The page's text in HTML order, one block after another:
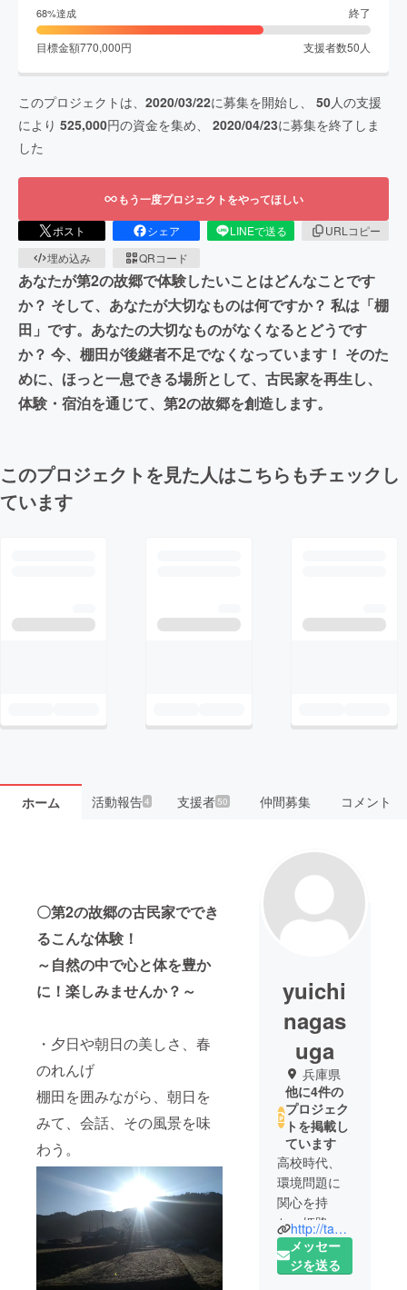
68%達成 終了
目標金額770,000円 支援者数50 人
このプロジェクトは、 2020/03/22に募集を開始し、 50人の支援
により 525,000円の資金を集め、 2020/04/23に募集を終了しま
した
もう一度プロジェクトをやってほしい
ポスト シェア LINEで送る
URLコピー
埋め込み
QRコード
あなたが第2の故郷で体験したいことはどんなことです
か？ そして、あなたが大切なものは何ですか？ 私は「棚
田」です。あなたの大切なものがなくなるとどうです
か？ 今、棚田が後継者不足でなくなっています！ そのた
めに、ほっと一息できる場所として、古民家を再生し、
体験・宿泊を通じて、第2の故郷を創造します。
このプロジェクトを見た人はこちらもチェックし
ています
ホーム 活動報告4 支援者50 仲間募集 コメント
〇第2の故郷の古民家ででき
るこんな体験！
～自然の中で心と体を豊か
に！楽しみませんか？～
・夕日や朝日の美しさ、春
のれんげ
棚田を囲みながら、朝日を
みて、会話、その風景を味
わう。
yuichi
nagas
uga
兵庫県
他に4件の
プロジェク
トを掲載し
ています
高校時代、
環境問題に
関心を持
ち、姫路工
業大学環境
人間学部、
http://tanadalove.com/
メッセー
ジを送る